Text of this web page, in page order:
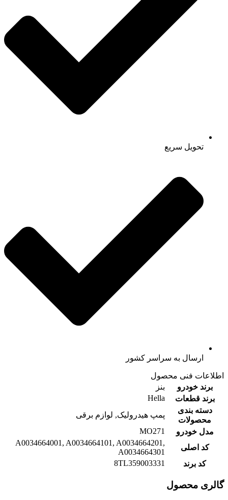
تحویل سریع
ارسال به سراسر کشور
اطلاعات فنی محصول
برند خودرو
بنز
برند قطعات
Hella
دسته بندی
محصولات
پمپ هیدرولیک, لوازم برقی
مدل خودرو
MO271
کد اصلی
A0034664001, A0034664101, A0034664201,
A0034664301
کد برند
8TL359003331
گالری محصول